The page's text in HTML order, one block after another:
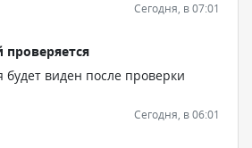
Сегодня, в 07:01
будет виден после проверки
Сегодня, в 06:01